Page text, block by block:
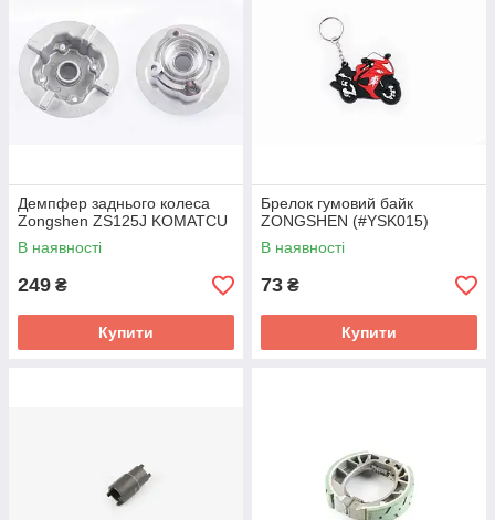
Демпфер заднього колеса
Zongshen ZS125J KOMATCU
В наявності
249 ₴
Купити
Брелок гумовий байк
ZONGSHEN (#YSK015)
В наявності
73 ₴
Купити